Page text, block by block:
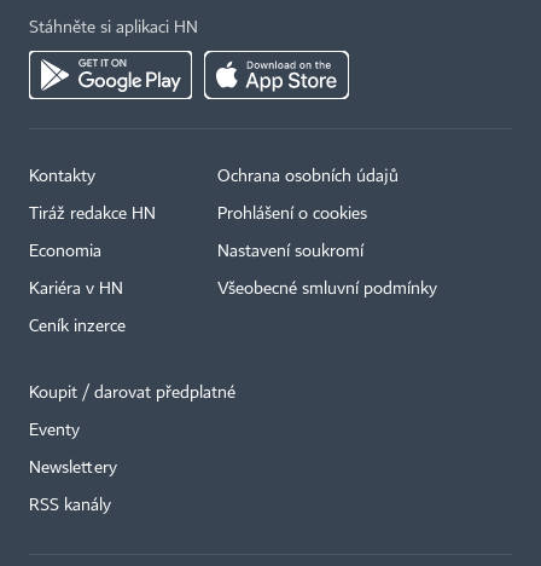
Stáhněte si aplikaci HN
Kontakty
Tiráž redakce HN
Economia
Kariéra v HN
Ceník inzerce
Ochrana osobních údajů
Prohlášení o cookies
Nastavení soukromí
Všeobecné smluvní podmínky
Koupit / darovat předplatné
Eventy
Newslettery
RSS kanály